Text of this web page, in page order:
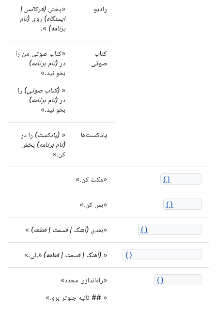
رادیو «پخش (فرکانس |
ایستگاه) روی (نام
برنامه) ».
کتاب
صوتی
«کتاب صوتی من را
در (نام برنامه)
بخوانید.»
« (کتاب صوتی) را
در (نام برنامه)
بخوانید.»
پادکست‌ها « (پادکست) را در
(نام برنامه) پخش
کن.»
«مکث کن.»
«بس کن.»
«بعدی (آهنگ | قسمت | قطعه) »
« (آهنگ | قسمت | قطعه) قبلی.»
«راه‌اندازی مجدد»
«
## ثانیه جلوتر برو.»